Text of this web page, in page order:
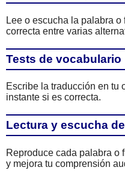
Lee o escucha la palabra
correcta entre varias
Tests de vocabulario
Escribe la traducción en tu
instante si es correcta.
Lectura y escucha
Reproduce cada palabra o
y mejora tu comprensión